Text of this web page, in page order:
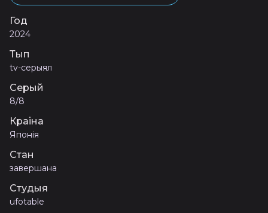
Год
2024
Тып
tv-серыял
Серый
8/8
Краіна
Японія
Стан
завершана
Студыя
ufotable